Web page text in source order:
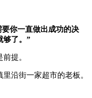
你⼀直做出成功的决
够了。”
提。
沿街一家超市的老板。